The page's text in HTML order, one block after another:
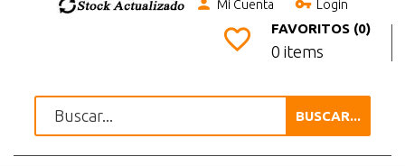
Mi Cuenta Login
FAVORITOS (0)
0 items
BUSCAR...